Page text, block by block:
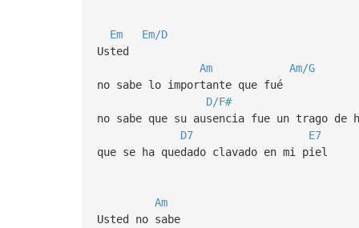
Em
Em/D
Usted
Am
Am/G
no sabe lo importante que fué
D/F#
no sabe que su ausencia fue un trago de
D7
E7
que se ha quedado clavado en mi piel
Am
Usted no sabe